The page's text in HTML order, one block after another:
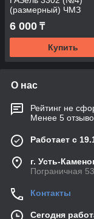
(размерный) ЧМЗ
6 000 ₸
Купить
О нас
Рейтинг не
Менее 5
Работает с
г. Усть-
Пограничная
Контакты
Сегодня